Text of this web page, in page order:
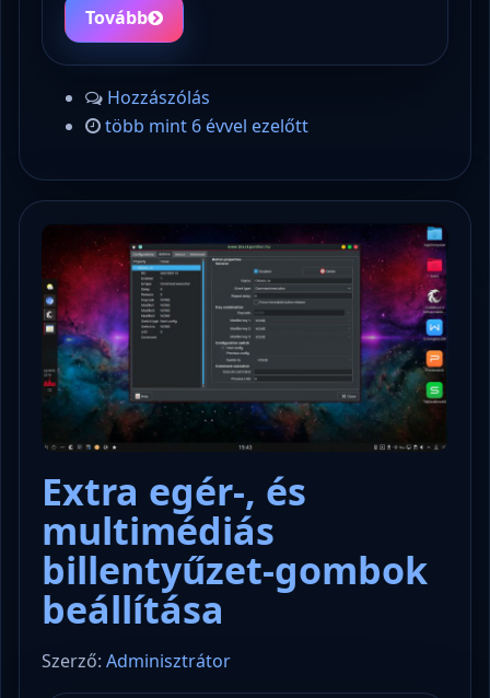
Tovább
Hozzászólás
több mint 6 évvel ezelőtt
Extra egér-, és
multimédiás
billentyűzet-gombok
beállítása
Szerző: Adminisztrátor